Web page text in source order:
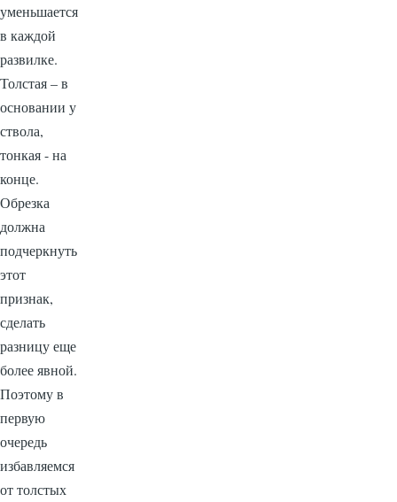
уменьшается
в каждой
развилке.
Толстая – в
основании у
ствола,
тонкая - на
конце.
Обрезка
должна
подчеркнуть
этот
признак,
сделать
разницу еще
более явной.
Поэтому в
первую
очередь
избавляемся
от толстых